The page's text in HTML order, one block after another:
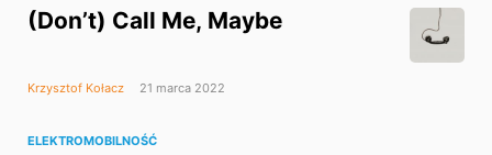
(Don’t) Call Me, Maybe
Krzysztof Kołacz 21 marca 2022
ELEKTROMOBILNOŚĆ